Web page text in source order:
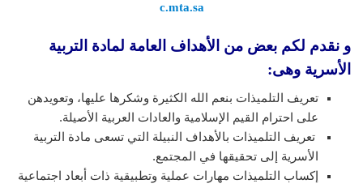
c.mta.sa
و نقدم لكم بعض من الأهداف العامة لمادة التربية
الأسرية وهى:
تعريف التلميذات بنعم الله الكثيرة وشكرها عليها، وتعويدهن
على احترام القيم الإسلامية والعادات العربية الأصيلة.
تعريف التلميذات بالأهداف النبيلة التي تسعى مادة التربية
الأسرية إلى تحقيقها في المجتمع.
إكساب التلميذات مهارات عملية وتطبيقية ذات أبعاد اجتماعية